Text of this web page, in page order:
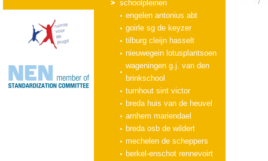
schoolpleinen
engelen antonius abt
goirle sg de keyzer
tilburg cleijn hasselt
nieuwegein lotusplantsoen
wageningen g.j. van den
brinkschool
turnhout sint victor
breda huis van de heuvel
arnhem mariendael
breda osb de wildert
mechelen de scheppers
berkel-enschot rennevoirt